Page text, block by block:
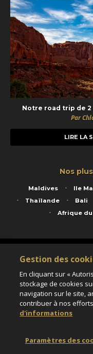
Notre road trip de 2
Par
LIRE LA
Nos
Maldives Ile
Thaïlande
Bali
Afrique du
Service animé par Nautil
au capital de 155 696 euros
Matricule Atout France
Assurance responsabilité
Gestion des
En cliquant sur «
stockage de cookies
navigation sur le site,
contribuer à nos
d'informations
Paramètres des